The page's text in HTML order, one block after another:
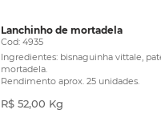
Lanchinho de mortadela
Cod: 4935
Ingredientes: bisnaguinha vittale,
mortadela.
Rendimento aprox. 25 unidades.
R$ 52,00 Kg